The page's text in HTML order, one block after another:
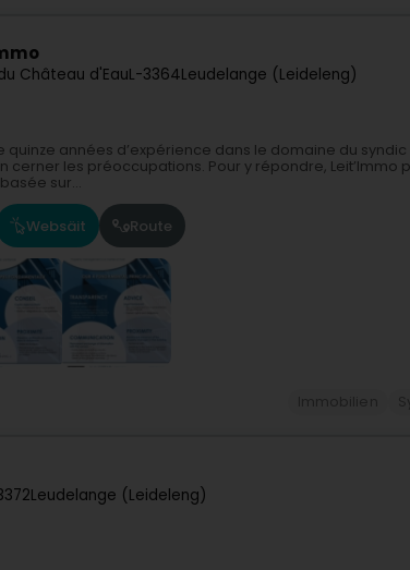
Château d'EauL-3364Leudelange (Leideleng)
quinze années d’expérience dans le domaine du
cerner les préoccupations. Pour y répondre, Leit’Immo
sur...
Websäit Route
Leudelange (Leideleng)